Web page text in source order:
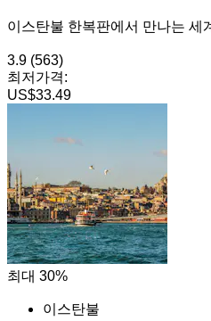
이스탄불 한복판에서 만나는 세
3.9 (563)
최저가격:
US$33.49
최대 30%
이스탄불